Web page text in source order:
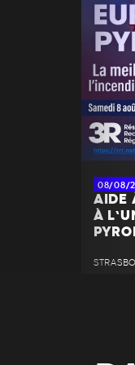
08/08/
AIDE
À